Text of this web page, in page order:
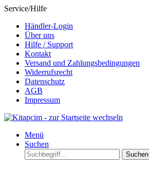
Service/Hilfe
Händler-Login
Über uns
Hilfe / Support
Kontakt
Versand und Zahlungsbedingungen
Widerrufsrecht
Datenschutz
AGB
Impressum
Menü
Suchen
Suchen